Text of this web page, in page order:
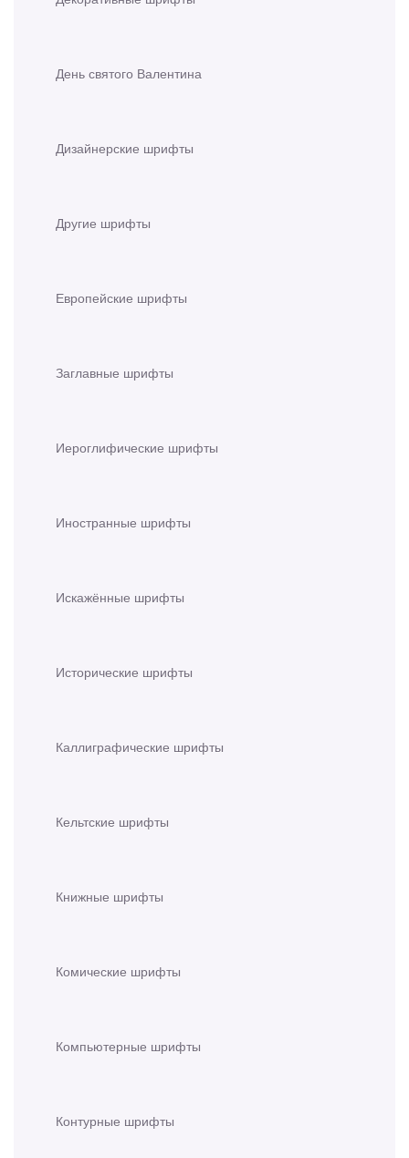
День святого Валентина
Дизайнерские шрифты
Другие шрифты
Европейские шрифты
Заглавные шрифты
Иероглифические шрифты
Иностранные шрифты
Искажённые шрифты
Исторические шрифты
Каллиграфические шрифты
Кельтские шрифты
Книжные шрифты
Комические шрифты
Компьютерные шрифты
Контурные шрифты